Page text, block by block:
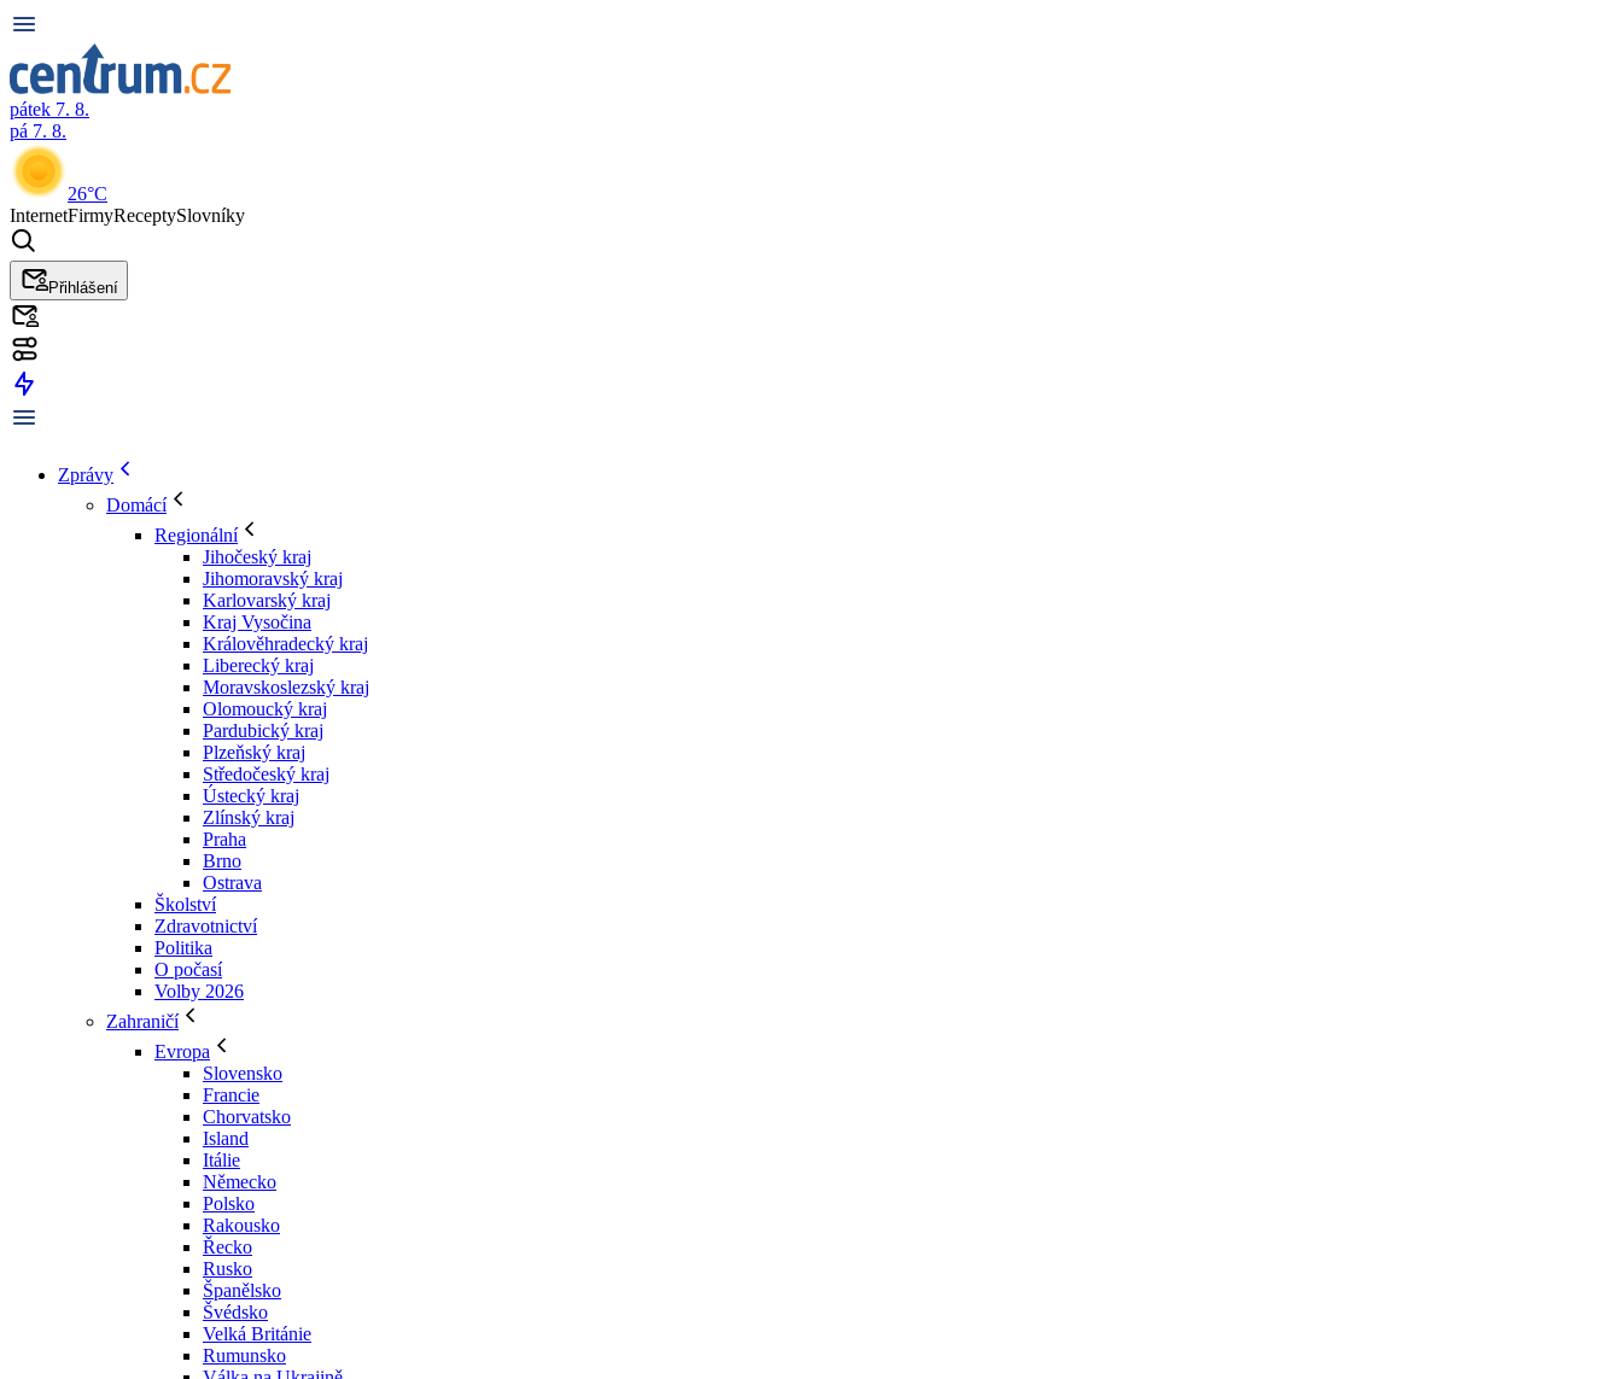
pátek 7. 8.
pá 7. 8.
26°C
InternetFirmyReceptySlovníky
Přihlášení
Zprávy
Domácí
Regionální
Jihočeský kraj
Jihomoravský kraj
Karlovarský kraj
Kraj Vysočina
Králověhradecký kraj
Liberecký kraj
Moravskoslezský kraj
Olomoucký kraj
Pardubický kraj
Plzeňský kraj
Středočeský kraj
Ústecký kraj
Zlínský kraj
Praha
Brno
Ostrava
Školství
Zdravotnictví
Politika
O počasí
Volby 2026
Zahraničí
Evropa
Slovensko
Francie
Chorvatsko
Island
Itálie
Německo
Polsko
Rakousko
Řecko
Rusko
Španělsko
Švédsko
Velká Británie
Rumunsko